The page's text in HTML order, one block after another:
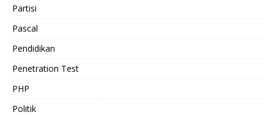
Partisi
Pascal
Pendidikan
Penetration Test
PHP
Politik